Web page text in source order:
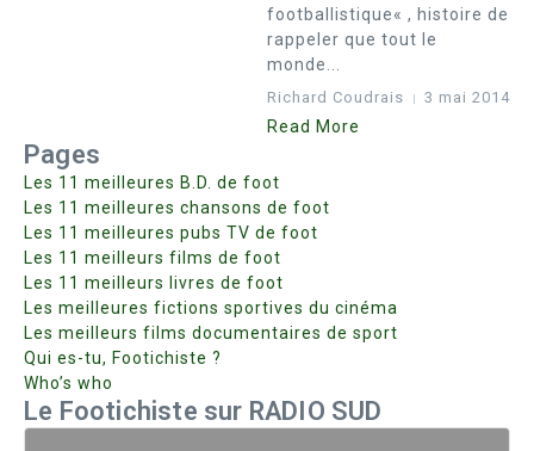
footballistique« , histoire de
rappeler que tout le
monde...
Richard Coudrais 3 mai 2014
Read More
Pages
Les 11 meilleures B.D. de foot
Les 11 meilleures chansons de foot
Les 11 meilleures pubs TV de foot
Les 11 meilleurs films de foot
Les 11 meilleurs livres de foot
Les meilleures fictions sportives du cinéma
Les meilleurs films documentaires de sport
Qui es-tu, Footichiste ?
Who’s who
Le Footichiste sur RADIO SUD